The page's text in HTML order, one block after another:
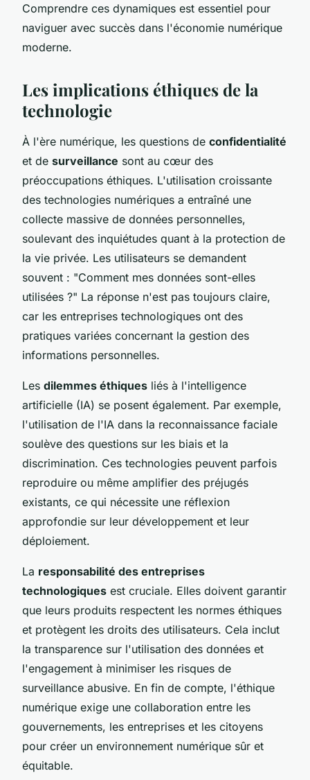
Comprendre ces dynamiques est essentiel pour
naviguer avec succès dans l'économie numérique
moderne.
Les implications éthiques de la
technologie
À l'ère numérique, les questions de confidentialité
et de surveillance sont au cœur des
préoccupations éthiques. L'utilisation croissante
des technologies numériques a entraîné une
collecte massive de données personnelles,
soulevant des inquiétudes quant à la protection de
la vie privée. Les utilisateurs se demandent
souvent : "Comment mes données sont-elles
utilisées ?" La réponse n'est pas toujours claire,
car les entreprises technologiques ont des
pratiques variées concernant la gestion des
informations personnelles.
Les dilemmes éthiques liés à l'intelligence
artificielle (IA) se posent également. Par exemple,
l'utilisation de l'IA dans la reconnaissance faciale
soulève des questions sur les biais et la
discrimination. Ces technologies peuvent parfois
reproduire ou même amplifier des préjugés
existants, ce qui nécessite une réflexion
approfondie sur leur développement et leur
déploiement.
La responsabilité des entreprises
technologiques est cruciale. Elles doivent garantir
que leurs produits respectent les normes éthiques
et protègent les droits des utilisateurs. Cela inclut
la transparence sur l'utilisation des données et
l'engagement à minimiser les risques de
surveillance abusive. En fin de compte, l'éthique
numérique exige une collaboration entre les
gouvernements, les entreprises et les citoyens
pour créer un environnement numérique sûr et
équitable.